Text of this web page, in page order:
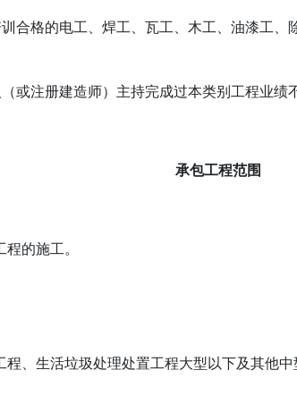
训合格的电工、焊工、瓦工、木工、油漆工
（或注册建造师）主持完成过本类别工程业绩
承包工程范围
的施工。
、生活垃圾处理处置工程大型以下及其他中